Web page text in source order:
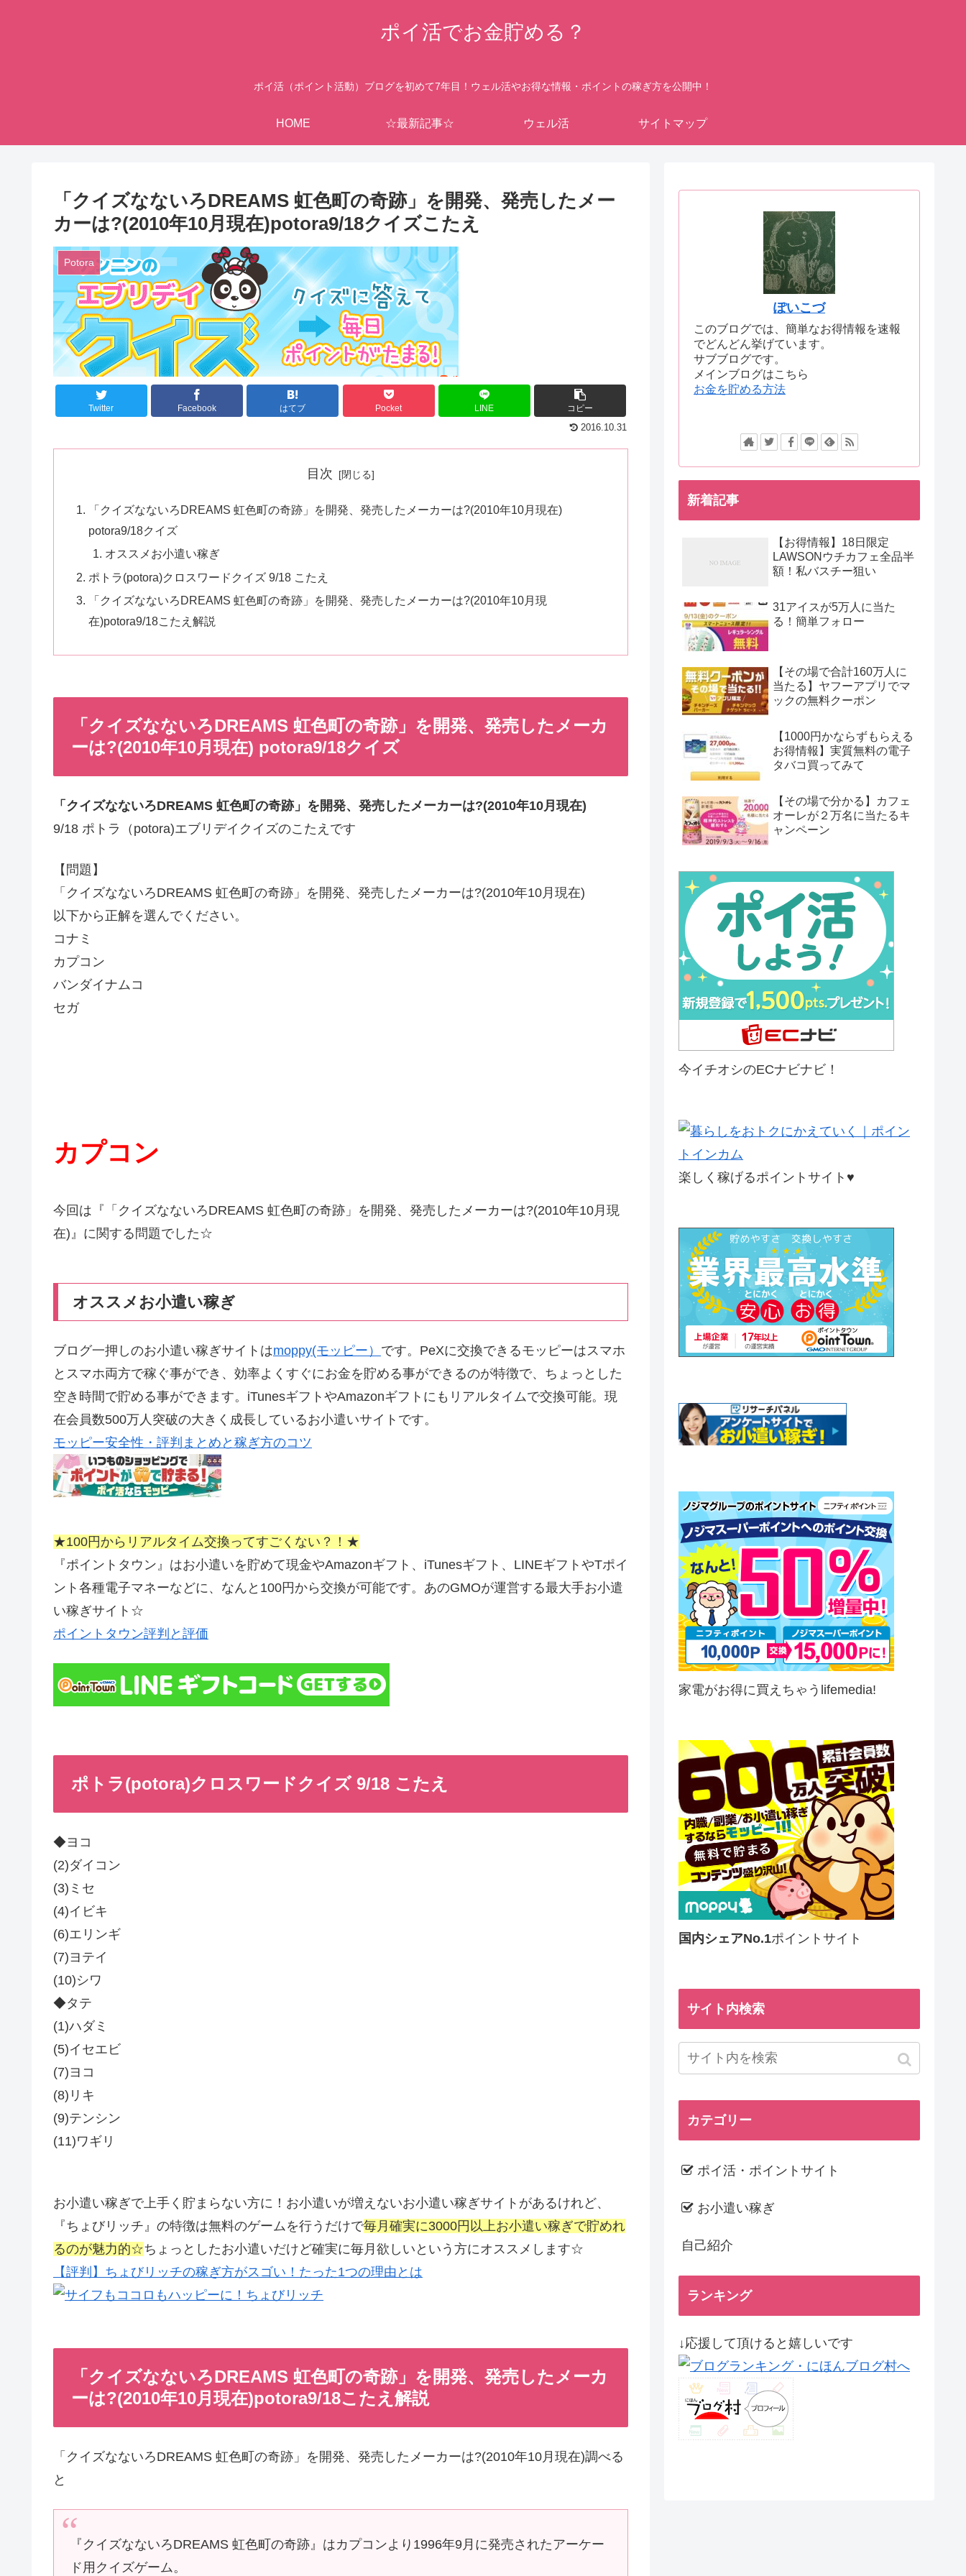
ポイ活でお金貯める？
ポイ活（ポイント活動）ブログを初めて7年目！ウェル活やお得な情報・ポイントの稼ぎ方を公開中！
HOME ☆最新記事☆ ウェル活 サイトマップ
「クイズなないろDREAMS 虹色町の奇跡」を開発、発売したメー
カーは?(2010年10月現在)potora9/18クイズこたえ
Potora
Twitter Facebook はてブ Pocket LINE
コピー
2016.10.31
目次
「クイズなないろDREAMS 虹色町の奇跡」を開発、発売したメーカーは?(2010年10月現在)
potora9/18クイズ
オススメお小遣い稼ぎ
ポトラ(potora)クロスワードクイズ 9/18 こたえ
「クイズなないろDREAMS 虹色町の奇跡」を開発、発売したメーカーは?(2010年10月現
在)potora9/18こたえ解説
「クイズなないろDREAMS 虹色町の奇跡」を開発、発売したメーカ
ーは?(2010年10月現在) potora9/18クイズ
「クイズなないろDREAMS 虹色町の奇跡」を開発、発売したメーカーは?(2010年10月現在)
9/18 ポトラ（potora)エブリデイクイズのこたえです
【問題】
「クイズなないろDREAMS 虹色町の奇跡」を開発、発売したメーカーは?(2010年10月現在)
以下から正解を選んでください。
コナミ
カプコン
バンダイナムコ
セガ
カプコン
今回は『「クイズなないろDREAMS 虹色町の奇跡」を開発、発売したメーカーは?(2010年10月現
在)』に関する問題でした☆
オススメお小遣い稼ぎ
ブログ一押しのお小遣い稼ぎサイトはmoppy(モッピー） です。PeXに交換できるモッピーはスマホ
とスマホ両方で稼ぐ事ができ、効率よくすぐにお金を貯める事ができるのが特徴で、ちょっとした
空き時間で貯める事ができます。iTunesギフトやAmazonギフトにもリアルタイムで交換可能。現
在会員数500万人突破の大きく成長しているお小遣いサイトです。
モッピー安全性・評判まとめと稼ぎ方のコツ
★100円からリアルタイム交換ってすごくない？！★
『ポイントタウン』はお小遣いを貯めて現金やAmazonギフト、iTunesギフト、LINEギフトやTポイ
ント各種電子マネーなどに、なんと100円から交換が可能です。あのGMOが運営する最大手お小遣
い稼ぎサイト☆
ポイントタウン評判と評価
ポトラ(potora)クロスワードクイズ 9/18 こたえ
◆ヨコ
(2)ダイコン
(3)ミセ
(4)イビキ
(6)エリンギ
(7)ヨテイ
(10)シワ
◆タテ
(1)ハダミ
(5)イセエビ
(7)ヨコ
(8)リキ
(9)テンシン
(11)ワギリ
お小遣い稼ぎで上手く貯まらない方に！お小遣いが増えないお小遣い稼ぎサイトがあるけれど、
『ちょびリッチ』の特徴は無料のゲームを行うだけで毎月確実に3000円以上お小遣い稼ぎで貯めれ
るのが魅力的☆ちょっとしたお小遣いだけど確実に毎月欲しいという方にオススメします☆
【評判】ちょびリッチの稼ぎ方がスゴい！たった1つの理由とは
「クイズなないろDREAMS 虹色町の奇跡」を開発、発売したメーカ
ーは?(2010年10月現在)potora9/18こたえ解説
「クイズなないろDREAMS 虹色町の奇跡」を開発、発売したメーカーは?(2010年10月現在)調べる
と
『クイズなないろDREAMS 虹色町の奇跡』はカプコンより1996年9月に発売されたアーケー
ド用クイズゲーム。
ぽいこづ
このブログでは、簡単なお得情報を速報
でどんどん挙げています。
サブブログです。
メインブログはこちら
お金を貯める方法
新着記事
【お得情報】18日限定
LAWSONウチカフェ全品半
額！私バスチー狙い
31アイスが5万人に当た
る！簡単フォロー
【その場で合計160万人に
当たる】ヤフーアプリでマ
ックの無料クーポン
【1000円かならずもらえる
お得情報】実質無料の電子
タバコ買ってみて
【その場で分かる】カフェ
オーレが２万名に当たるキ
ャンペーン
今イチオシのECナビナビ！
楽しく稼げるポイントサイト♥
家電がお得に買えちゃうlifemedia!
国内シェアNo.1ポイントサイト
サイト内検索
カテゴリー
ポイ活・ポイントサイト
お小遣い稼ぎ
自己紹介
ランキング
↓応援して頂けると嬉しいです